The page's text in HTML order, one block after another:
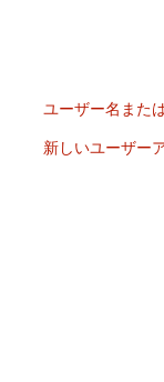
ユーザー名また
新しいユーザー